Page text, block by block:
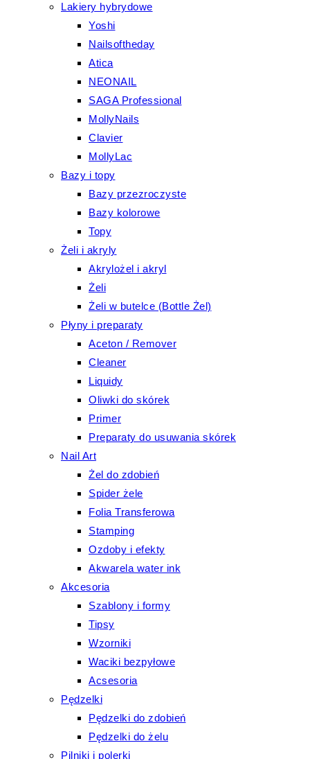
Lakiery hybrydowe
Yoshi
Nailsoftheday
Atica
NEONAIL
SAGA Professional
MollyNails
Clavier
MollyLac
Bazy i topy
Bazy przezroczyste
Bazy kolorowe
Topy
Żeli i akryly
Akrylożel i akryl
Żeli
Żeli w butelce (Bottle Żel)
Płyny i preparaty
Aceton / Remover
Cleaner
Liquidy
Oliwki do skórek
Primer
Preparaty do usuwania skórek
Nail Art
Żel do zdobień
Spider żele
Folia Transferowa
Stamping
Ozdoby i efekty
Akwarela water ink
Akcesoria
Szablony i formy
Tipsy
Wzorniki
Waciki bezpyłowe
Acsesoria
Pędzelki
Pędzelki do zdobień
Pędzelki do żelu
Pilniki i polerki